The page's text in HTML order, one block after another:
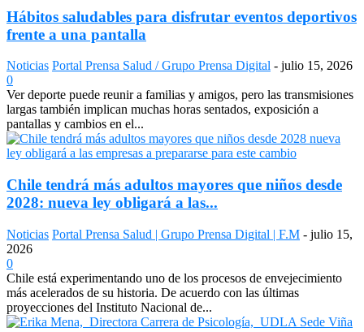
Hábitos saludables para disfrutar eventos deportivos
frente a una pantalla
Noticias Portal Prensa Salud / Grupo Prensa Digital - julio 15, 2026
0
Ver deporte puede reunir a familias y amigos, pero las transmisiones
largas también implican muchas horas sentados, exposición a
pantallas y cambios en el...
Chile tendrá más adultos mayores que niños desde
2028: nueva ley obligará a las...
Noticias Portal Prensa Salud | Grupo Prensa Digital | F.M - julio 15,
2026
0
Chile está experimentando uno de los procesos de envejecimiento
más acelerados de su historia. De acuerdo con las últimas
proyecciones del Instituto Nacional de...